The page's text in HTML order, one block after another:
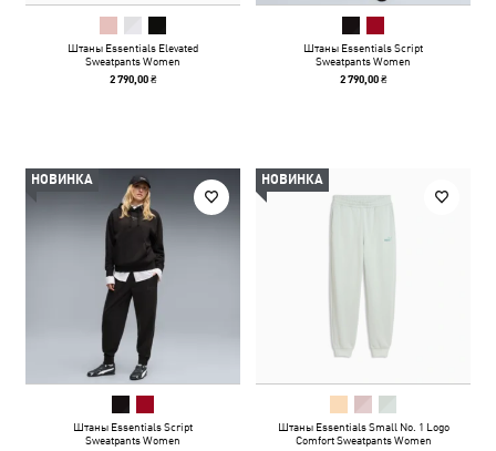
Штаны Essentials Elevated
Sweatpants Women
2 790,00 ₴
Штаны Essentials Script
Sweatpants Women
2 790,00 ₴
НОВИНКА
Штаны Essentials Script
Sweatpants Women
НОВИНКА
Штаны Essentials Small No. 1 Logo
Comfort Sweatpants Women